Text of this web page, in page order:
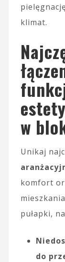
klimat.
w
Unikaj
komfort
pułapki,
do